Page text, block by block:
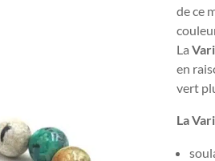
de ce
La
en
vert
La